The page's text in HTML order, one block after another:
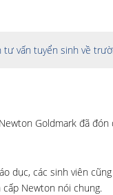
vấn tuyển sinh về
Goldmark đã
dục, các sinh viên
Newton nói chung.